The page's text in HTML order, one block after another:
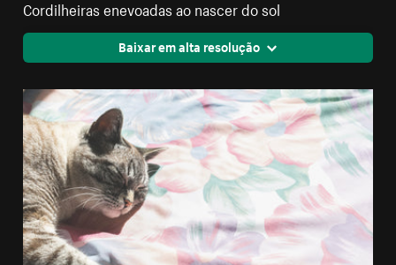
Cordilheiras enevoadas ao nascer do sol
Baixar em alta resolução